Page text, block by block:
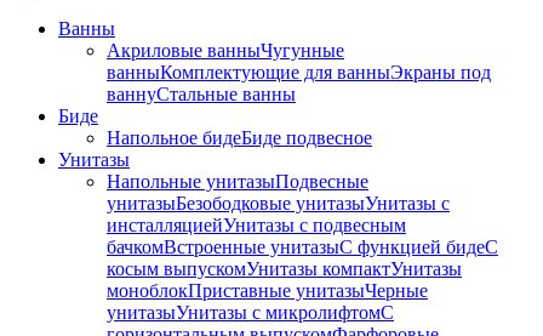
Ванны
Акриловые ванныЧугунные
ванныКомплектующие для ванныЭкраны под
ваннуСтальные ванны
Биде
Напольное бидеБиде пoдвеснoе
Унитазы
Напольные унитазыПодвесные
унитазыБезободковые унитазыУнитазы с
инсталляциейУнитазы с подвесным
бачкомВстроенные унитазыС функцией бидеС
косым выпускомУнитазы компактУнитазы
моноблокПриставные унитазыЧерные
унитазыУнитазы с микролифтомC